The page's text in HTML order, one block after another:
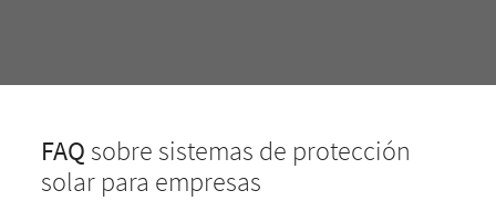
FAQ sobre sistemas de protección
solar para empresas